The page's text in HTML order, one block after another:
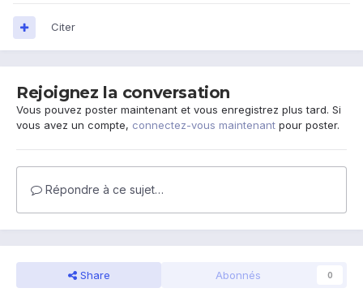
Citer
Rejoignez la conversation
Vous pouvez poster maintenant et vous enregistrez plus tard. Si
vous avez un compte, connectez-vous maintenant pour poster.
Répondre à ce sujet…
Share Abonnés 0